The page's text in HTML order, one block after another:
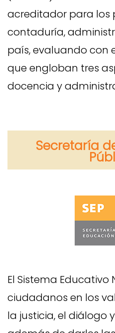
acreditador para los
contaduría,
país, evaluando con
que engloban tres
docencia y
Secretaría
El Sistema
ciudadanos en los
la justicia, el diálogo